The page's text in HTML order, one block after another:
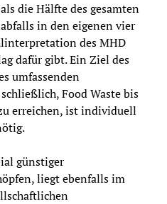
die Hälfte des gesamten
in den eigenen vier
des MHD
dafür gibt. Ein Ziel des
umfassenden
Food Waste bis
erreichen, ist individuell
günstiger
liegt ebenfalls im